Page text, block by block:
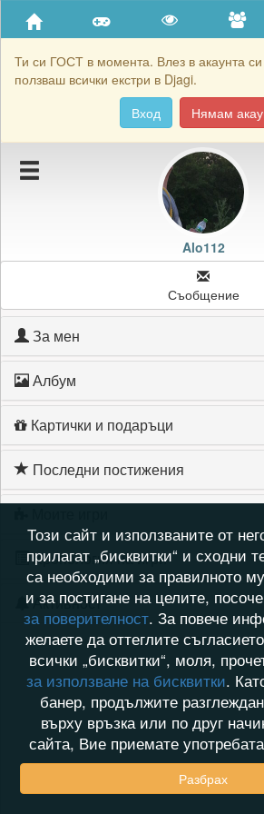
Ти си ГОСТ в момента. Влез в акаунта
ползваш всички екстри в Djagi.
Вход
Нямам
Приятели
Хронология на игри
Подаръците на Alo112
Картичките на Alo112
Alo112
Съобщение
За мен
Албум
Картички и подаръци
Последни постижения
Хронология на игри
Активност
Този сайт и използваните от
прилагат „бисквитки“ и сходни
са необходими за правилното
и за постигане на целите,
за поверителност. За повече
желаете да оттеглите
всички „бисквитки“, моля,
за използване на бисквитки.
банер, продължите
върху връзка или по друг
сайта, Вие приемате
Разбрах